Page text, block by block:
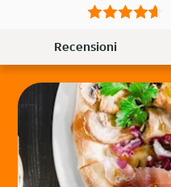
Recensioni